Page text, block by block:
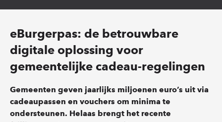
eBurgerpas: de betrouwbare
digitale oplossing voor
gemeentelijke cadeau-regelingen
Gemeenten geven jaarlijks miljoenen euro’s uit via
cadeaupassen en vouchers om minima te
ondersteunen. Helaas brengt het recente